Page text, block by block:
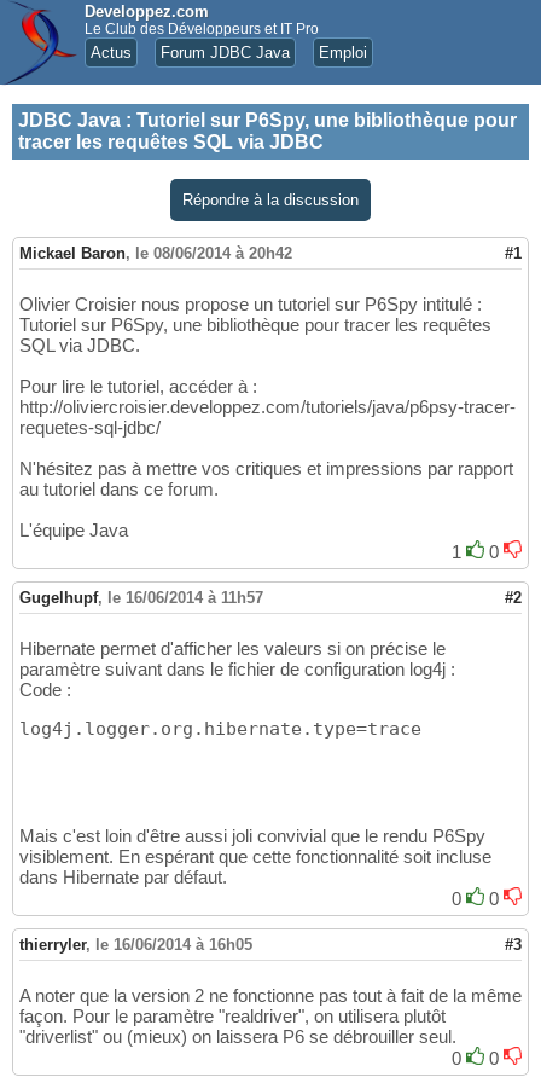
Developpez.com
Le Club des Développeurs et IT Pro
Actus Forum JDBC Java Emploi
JDBC Java : Tutoriel sur P6Spy, une bibliothèque pour
tracer les requêtes SQL via JDBC
Répondre à la discussion
Mickael Baron, le 08/06/2014 à 20h42 #1
Olivier Croisier nous propose un tutoriel sur P6Spy intitulé :
Tutoriel sur P6Spy, une bibliothèque pour tracer les requêtes
SQL via JDBC.
Pour lire le tutoriel, accéder à :
http://oliviercroisier.developpez.com/tutoriels/java/p6psy-tracer-
requetes-sql-jdbc/
N'hésitez pas à mettre vos critiques et impressions par rapport
au tutoriel dans ce forum.
L'équipe Java
1
0
Gugelhupf, le 16/06/2014 à 11h57 #2
Hibernate permet d'afficher les valeurs si on précise le
paramètre suivant dans le fichier de configuration log4j :
Code :
log4j.logger.org.hibernate.type=trace
Mais c'est loin d'être aussi joli convivial que le rendu P6Spy
visiblement. En espérant que cette fonctionnalité soit incluse
dans Hibernate par défaut.
0
0
thierryler, le 16/06/2014 à 16h05 #3
A noter que la version 2 ne fonctionne pas tout à fait de la même
façon. Pour le paramètre "realdriver", on utilisera plutôt
"driverlist" ou (mieux) on laissera P6 se débrouiller seul.
0
0